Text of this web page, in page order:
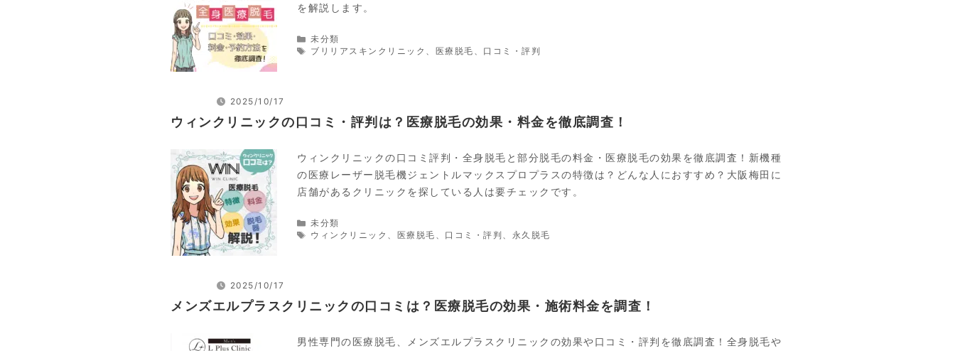
を解説します。
カ
テ
未分類
タ
ブリリアスキンクリニック 、 医療脱毛 、 口コミ・評判
ウィンクリニックの口コミ・評判は？医療脱毛の効果・料金を徹底調査！
2025/10/17
ウィンクリニックの口コミ評判・全身脱毛と部分脱毛の料金・医療脱毛の効果を徹底調査！新機種
の医療レーザー脱毛機ジェントルマックスプロプラスの特徴は？どんな人におすすめ？大阪梅田に
店舗があるクリニックを探している人は要チェックです。
カ
テ
未分類
タ
ウィンクリニック 、 医療脱毛 、 口コミ・評判 、 永久脱毛
メンズエルプラスクリニックの口コミは？医療脱毛の効果・施術料金を調査！
2025/10/17
男性専門の医療脱毛、メンズエルプラスクリニックの効果や口コミ・評判を徹底調査！全身脱毛や